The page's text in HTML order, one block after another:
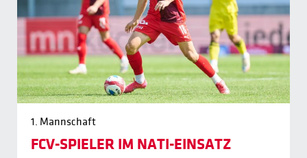
1. Mannschaft
FCV-SPIELER IM NATI-EINSATZ